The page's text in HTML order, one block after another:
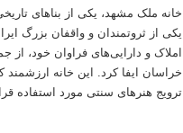
خانه ملک مشهد، یکی از بناهای
یکی از ثروتمندان و واقفان بزرگ
املاک و دارایی‌های فراوان خود،
خراسان ایفا کرد. این خانه
ترویج هنرهای سنتی مورد استفاده